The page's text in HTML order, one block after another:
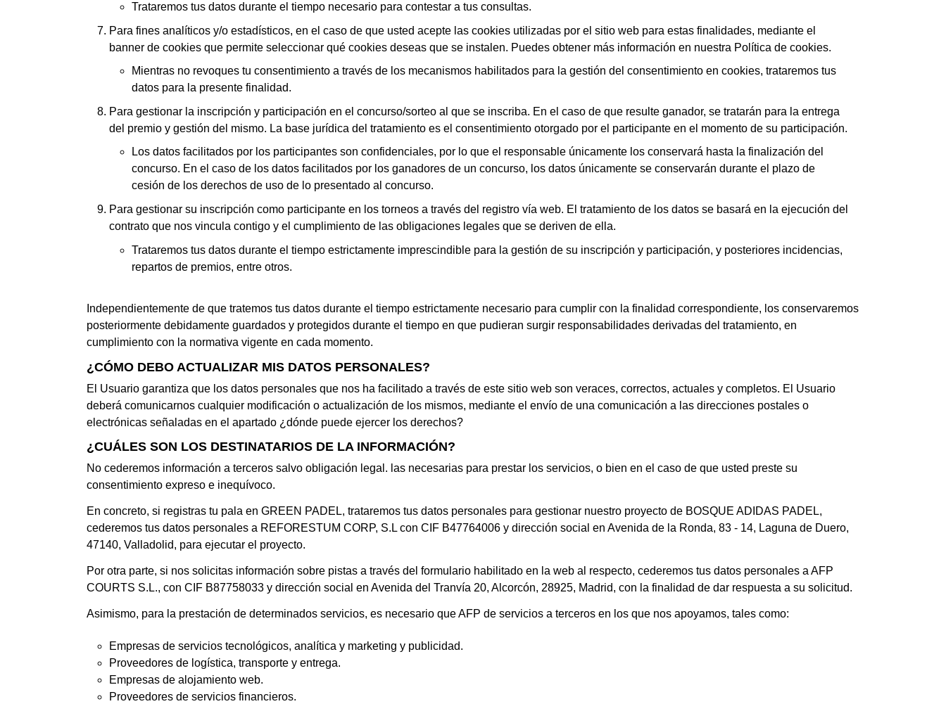
Trataremos tus datos durante el tiempo necesario para contestar a tus consultas.
Para fines analíticos y/o estadísticos, en el caso de que usted acepte las cookies utilizadas por el sitio web para estas finalidades, mediante el
banner de cookies que permite seleccionar qué cookies deseas que se instalen. Puedes obtener más información en nuestra Política de cookies.
Mientras no revoques tu consentimiento a través de los mecanismos habilitados para la gestión del consentimiento en cookies, trataremos tus
datos para la presente finalidad.
Para gestionar la inscripción y participación en el concurso/sorteo al que se inscriba. En el caso de que resulte ganador, se tratarán para la entrega
del premio y gestión del mismo. La base jurídica del tratamiento es el consentimiento otorgado por el participante en el momento de su participación.
Los datos facilitados por los participantes son confidenciales, por lo que el responsable únicamente los conservará hasta la finalización del
concurso. En el caso de los datos facilitados por los ganadores de un concurso, los datos únicamente se conservarán durante el plazo de
cesión de los derechos de uso de lo presentado al concurso.
Para gestionar su inscripción como participante en los torneos a través del registro vía web. El tratamiento de los datos se basará en la ejecución del
contrato que nos vincula contigo y el cumplimiento de las obligaciones legales que se deriven de ella.
Trataremos tus datos durante el tiempo estrictamente imprescindible para la gestión de su inscripción y participación, y posteriores incidencias,
repartos de premios, entre otros.
Independientemente de que tratemos tus datos durante el tiempo estrictamente necesario para cumplir con la finalidad correspondiente, los conservaremos
posteriormente debidamente guardados y protegidos durante el tiempo en que pudieran surgir responsabilidades derivadas del tratamiento, en
cumplimiento con la normativa vigente en cada momento.
¿CÓMO DEBO ACTUALIZAR MIS DATOS PERSONALES?
El Usuario garantiza que los datos personales que nos ha facilitado a través de este sitio web son veraces, correctos, actuales y completos. El Usuario
deberá comunicarnos cualquier modificación o actualización de los mismos, mediante el envío de una comunicación a las direcciones postales o
electrónicas señaladas en el apartado ¿dónde puede ejercer los derechos?
¿CUÁLES SON LOS DESTINATARIOS DE LA INFORMACIÓN?
No cederemos información a terceros salvo obligación legal. las necesarias para prestar los servicios, o bien en el caso de que usted preste su
consentimiento expreso e inequívoco.
En concreto, si registras tu pala en GREEN PADEL, trataremos tus datos personales para gestionar nuestro proyecto de BOSQUE ADIDAS PADEL,
cederemos tus datos personales a REFORESTUM CORP, S.L con CIF B47764006 y dirección social en Avenida de la Ronda, 83 - 14, Laguna de Duero,
47140, Valladolid, para ejecutar el proyecto.
Por otra parte, si nos solicitas información sobre pistas a través del formulario habilitado en la web al respecto, cederemos tus datos personales a AFP
COURTS S.L., con CIF B87758033 y dirección social en Avenida del Tranvía 20, Alcorcón, 28925, Madrid, con la finalidad de dar respuesta a su solicitud.
Asimismo, para la prestación de determinados servicios, es necesario que AFP de servicios a terceros en los que nos apoyamos, tales como:
Empresas de servicios tecnológicos, analítica y marketing y publicidad.
Proveedores de logística, transporte y entrega.
Empresas de alojamiento web.
Proveedores de servicios financieros.